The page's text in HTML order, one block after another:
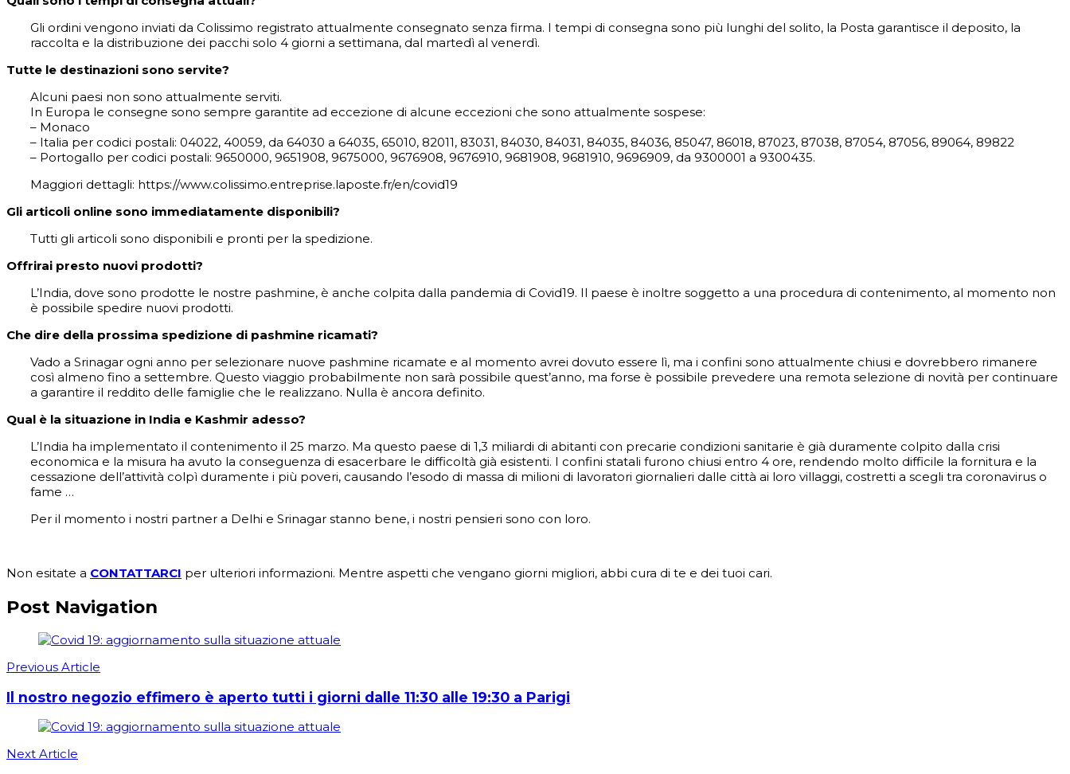
Gli ordini vengono inviati da Colissimo registrato attualmente consegnato senza firma. I tempi di consegna sono più lunghi del solito, la Posta garantisce il deposito, la
raccolta e la distribuzione dei pacchi solo 4 giorni a settimana, dal martedì al venerdì.
Tutte le destinazioni sono servite?
Alcuni paesi non sono attualmente serviti.
In Europa le consegne sono sempre garantite ad eccezione di alcune eccezioni che sono attualmente sospese:
– Monaco
– Italia per codici postali: 04022, 40059, da 64030 a 64035, 65010, 82011, 83031, 84030, 84031, 84035, 84036, 85047, 86018, 87023, 87038, 87054, 87056, 89064, 89822
– Portogallo per codici postali: 9650000, 9651908, 9675000, 9676908, 9676910, 9681908, 9681910, 9696909, da 9300001 a 9300435.
Maggiori dettagli: https://www.colissimo.entreprise.laposte.fr/en/covid19
Gli articoli online sono immediatamente disponibili?
Tutti gli articoli sono disponibili e pronti per la spedizione.
Offrirai presto nuovi prodotti?
L’India, dove sono prodotte le nostre pashmine, è anche colpita dalla pandemia di Covid19. Il paese è inoltre soggetto a una procedura di contenimento, al momento non
è possibile spedire nuovi prodotti.
Che dire della prossima spedizione di pashmine ricamati?
Vado a Srinagar ogni anno per selezionare nuove pashmine ricamate e al momento avrei dovuto essere lì, ma i confini sono attualmente chiusi e dovrebbero rimanere
così almeno fino a settembre. Questo viaggio probabilmente non sarà possibile quest’anno, ma forse è possibile prevedere una remota selezione di novità per continuare
a garantire il reddito delle famiglie che le realizzano. Nulla è ancora definito.
Qual è la situazione in India e Kashmir adesso?
L’India ha implementato il contenimento il 25 marzo. Ma questo paese di 1,3 miliardi di abitanti con precarie condizioni sanitarie è già duramente colpito dalla crisi
economica e la misura ha avuto la conseguenza di esacerbare le difficoltà già esistenti. I confini statali furono chiusi entro 4 ore, rendendo molto difficile la fornitura e la
cessazione dell’attività colpì duramente i più poveri, causando l’esodo di massa di milioni di lavoratori giornalieri dalle città ai loro villaggi, costretti a scegli tra coronavirus o
fame …
Per il momento i nostri partner a Delhi e Srinagar stanno bene, i nostri pensieri sono con loro.
Non esitate a CONTATTARCI per ulteriori informazioni. Mentre aspetti che vengano giorni migliori, abbi cura di te e dei tuoi cari.
Post Navigation
Previous Article
Il nostro negozio effimero è aperto tutti i giorni dalle 11:30 alle 19:30 a Parigi
Next Article